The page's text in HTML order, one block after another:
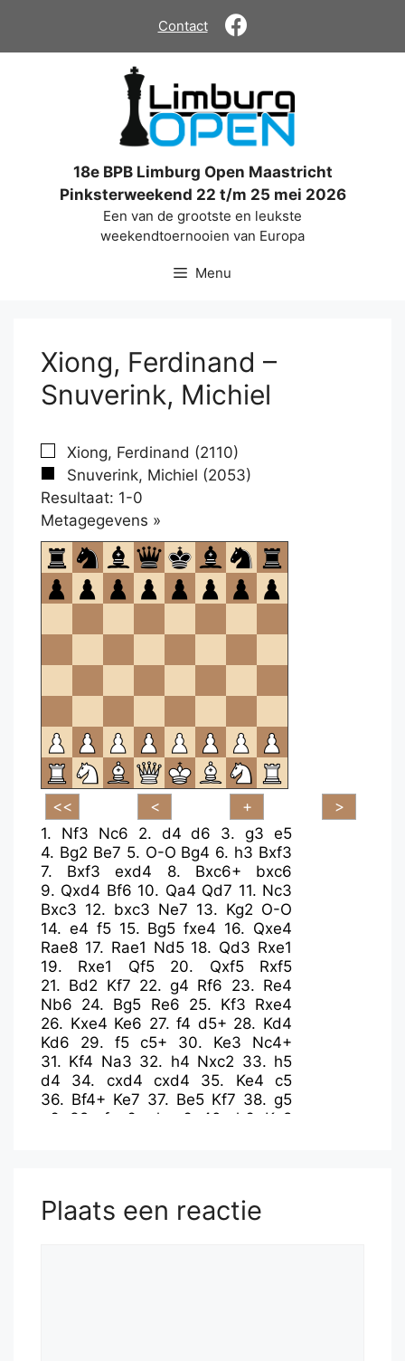
de
Contact
18e BPB Limburg Open Maastricht
Pinksterweekend 22 t/m 25 mei 2026
Een van de grootste en leukste
weekendtoernooien van Europa
Menu
Xiong, Ferdinand –
Snuverink, Michiel
Xiong, Ferdinand (2110)
Snuverink, Michiel (2053)
Resultaat: 1-0
Metagegevens »
om
te
openen.
1. Nf3 Nc6 2. d4 d6 3.g3 e5
4. Bg2 Be7 5. O-O Bg4 6. h3 Bxf3
7. Bxf3 exd4 8. Bxc6+
bxc6
9. Qxd4 Bf6 10. Qa4 Qd7 11. Nc3
Bxc3 12. bxc3 Ne7 13. Kg2 O-O
14. e4 f5 15. Bg5 fxe4 16. Qxe4
Rae8 17. Rae1 Nd5 18. Qd3 Rxe1
19. Rxe1 Qf5 20. Qxf5
Rxf5
21. Bd2 Kf7 22.g4 Rf6 23. Re4
Nb6 24. Bg5 Re6 25. Kf3 Rxe4
26. Kxe4 Ke6 27.f4 d5+ 28. Kd4
Kd6
29. f5 c5+ 30. Ke3
Nc4+
31. Kf4 Na3 32. h4 Nxc2 33. h5
d4
34. cxd4 cxd4 35. Ke4
c5
36. Bf4+ Ke7 37. Be5 Kf7 38. g5
g6
39. fxg6+ hxg6 40. h6
Kg8
51.Bb6 Nf5 52.Bxa5
Nd6+
Plaats een reactie